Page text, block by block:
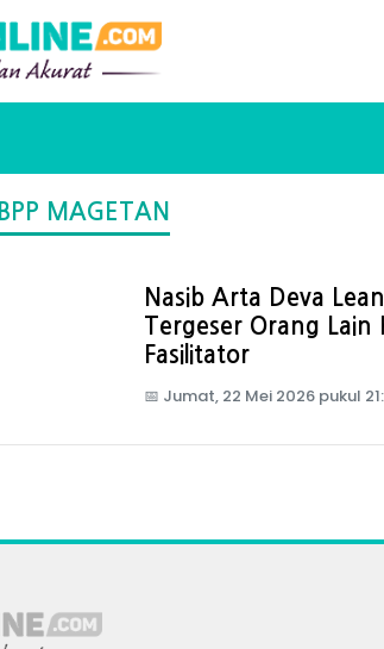
MAGETAN
Nasib Arta Deva
Tergeser Orang
Fasilitator
📅 Jumat, 22 Mei 2026 pukul